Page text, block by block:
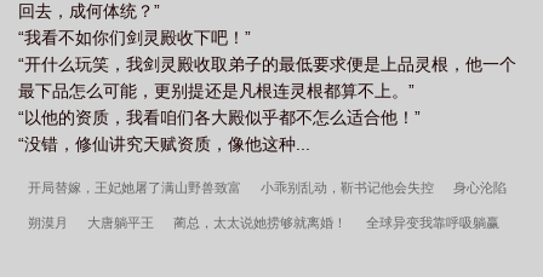
回去，成何体统？”
“我看不如你们剑灵殿收下吧！”
“开什么玩笑，我剑灵殿收取弟子的最低要求便是上品灵根，他一个
最下品怎么可能，更别提还是凡根连灵根都算不上。”
“以他的资质，我看咱们各大殿似乎都不怎么适合他！”
“没错，修仙讲究天赋资质，像他这种...
开局替嫁，王妃她屠了满山野兽致富 小乖别乱动，靳书记他会失控 身心沦陷
朔漠月 大唐躺平王 蔺总，太太说她捞够就离婚！ 全球异变我靠呼吸躺赢